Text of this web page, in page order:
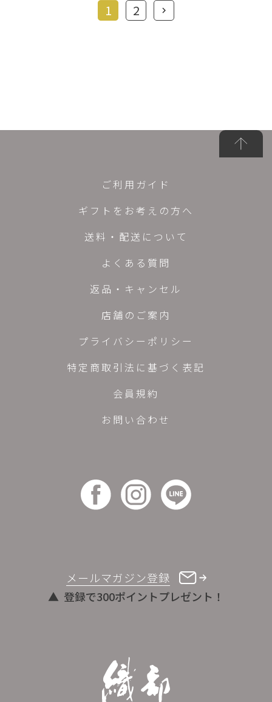
1 2
メールマガジン登録
登録で300ポイントプレゼント！
ご利用ガイド
ギフトをお考えの方へ
送料・配送について
よくある質問
返品・キャンセル
店舗のご案内
プライバシーポリシー
特定商取引法に基づく表記
会員規約
お問い合わせ